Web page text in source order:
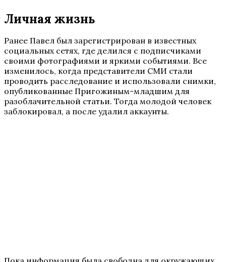
Личная жизнь
Ранее Павел был зарегистрирован в известных
социальных сетях, где делился с подписчиками
своими фотографиями и яркими событиями. Все
изменилось, когда представители СМИ стали
проводить расследование и использовали снимки,
опубликованные Пригожиным-младшим для
разоблачительной статьи. Тогда молодой человек
заблокировал, а после удалил аккаунты.